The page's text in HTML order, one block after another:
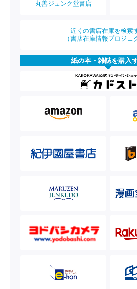
丸善ジュンク堂書店
近くの書店在庫を検索
（書店在庫情報プロジェ
紙の本・雑誌を購入